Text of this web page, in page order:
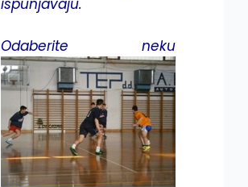
ispunjavaju.
Odaberite neku